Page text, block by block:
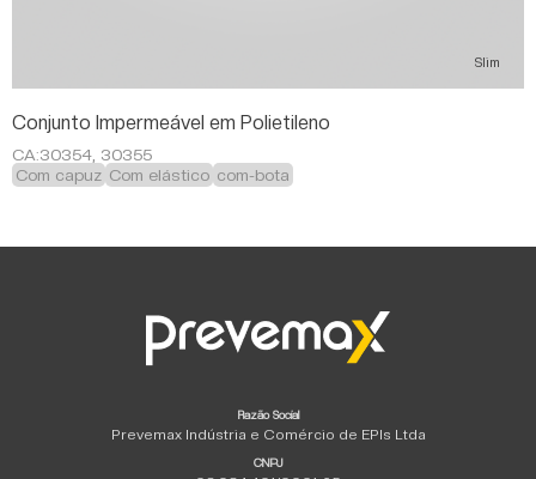
Slim
Conjunto Impermeável em Polietileno
CA:30354, 30355
Com capuz Com elástico com-bota
Razão Social
Prevemax Indústria e Comércio de EPIs Ltda
CNPJ